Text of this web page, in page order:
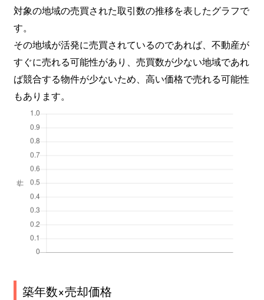
対象の地域の売買された取引数の推移を表したグラフで
す。
その地域が活発に売買されているのであれば、不動産が
すぐに売れる可能性があり、売買数が少ない地域であれ
ば競合する物件が少ないため、高い価格で売れる可能性
もあります。
築年数×売却価格